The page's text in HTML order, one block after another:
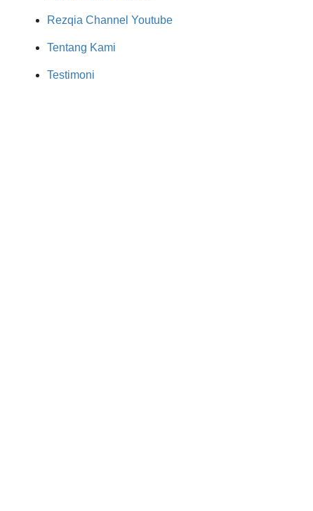
Rezqia Channel Youtube
Tentang Kami
Testimoni